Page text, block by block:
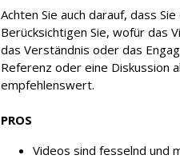
Achten Sie auch darauf, dass
Berücksichtigen Sie, wofür das
das Verständnis oder das
Referenz oder eine Diskussion
empfehlenswert.
PROS
Videos sind fesselnd und